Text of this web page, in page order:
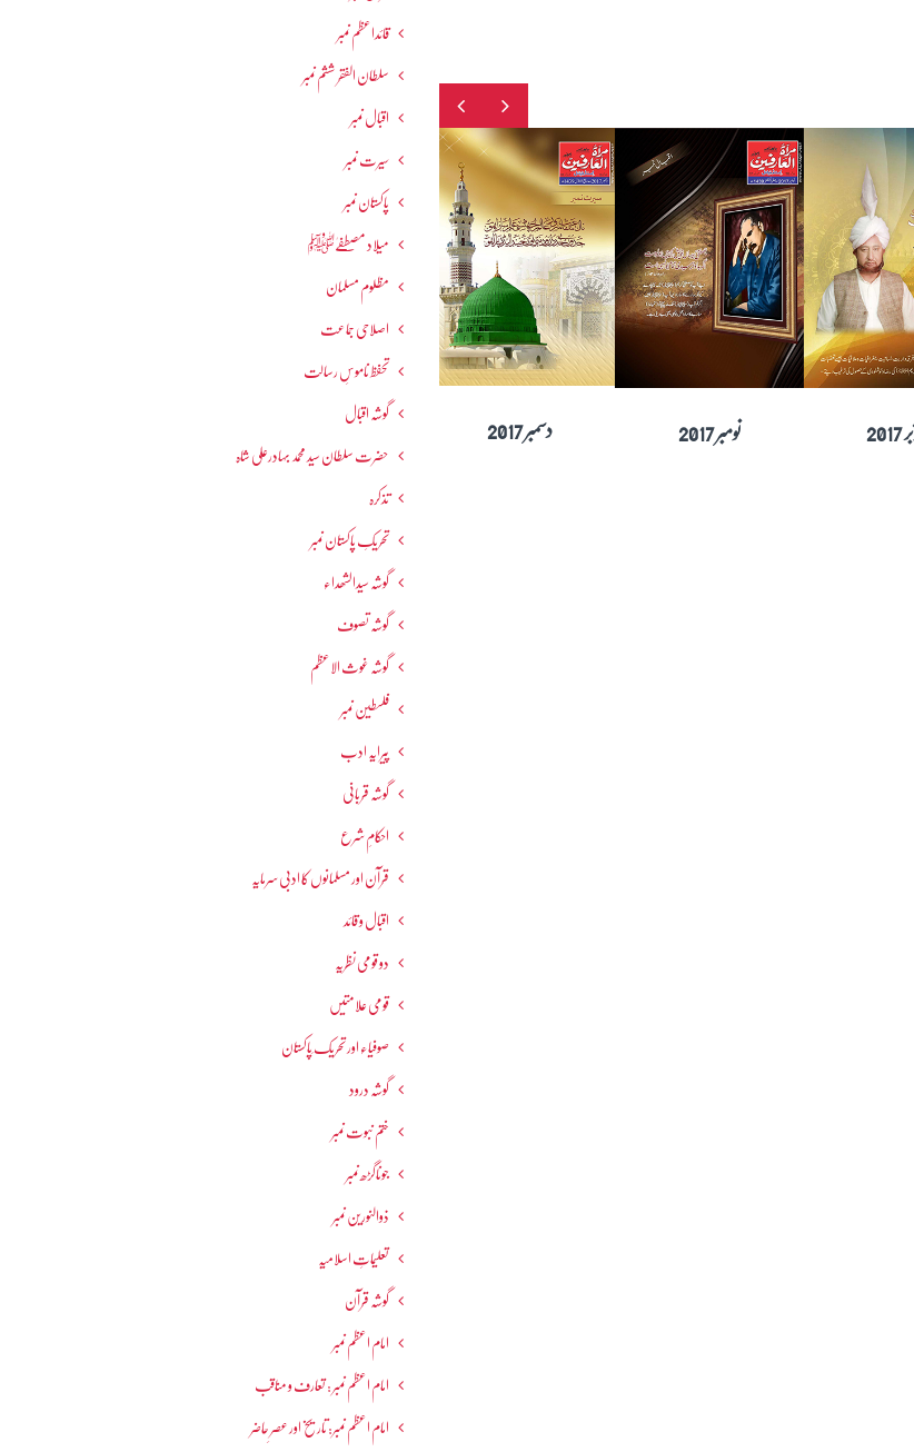
نومبر 2017 اکتوبر 2017
قائداعظم نمبر
سلطان الفقر ششم نمبر
اقبال نمبر
سیرت نمبر
پاکستان نمبر
میلاد مصطفےٰﷺ
مظلوم مسلمان
اصلاحی جماعت
تحفظ ناموسِ رسالت
گوشہ اقبال
حضرت سلطان سید محمد بہادرعلی شاہ
تذکرہ
تحریکِ پاکستان نمبر
گوشہ سیدالشھداء
گوشہ تصوف
گوشہ غوث الاعظم
فلسطین نمبر
پیرایہ ادب
گوشہ قربانی
احکامِ شرع
قرآن اور مسلمانوں کا ادبی سرمایہ
اقبال و قائد
دو قومی نظریہ
قومی علامتیں
صوفیاء اور تحریک ِپاکستان
گوشہ درود
ختم نبوت نمبر
جوناگڑھ نمبر
ذوالنورین نمبر
تعلیماتِ اسلامیہ
گوشہ قرآن
امام اعظم نمبر
امام اعظم نمبر : تعارف و مناقب
امام اعظم نمبر: تاریخ اور عصرِ حاضر